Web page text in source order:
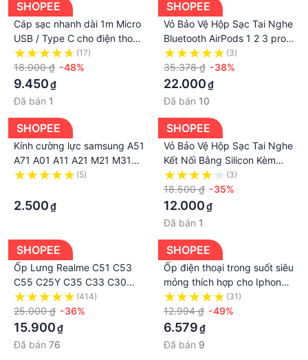
SHOPEE
Cáp sạc nhanh dài 1m Micro
USB / Type C cho điện thoại
Samsung Xiaomi Android
(17)
18.000 ₫ -48%
9.450₫
Đã bán 1
SHOPEE
Vỏ Bảo Vệ Hộp Sạc Tai Nghe
Bluetooth AirPods 1 2 3 pro-
BA
(3)
35.378 ₫ -38%
22.000₫
Đã bán 10
SHOPEE
Kính cường lực samsung A51
A71 A01 A11 A21 M21 M31
A5 2017 A7 2017 KÍNH
(5)
2.500₫
SHOPEE
Vỏ Bảo Vệ Hộp Sạc Tai Nghe
Kết Nối Bằng Silicon Kèm
Móc Khóa Tiện Dụng Cho
Pro-BA
(3)
18.500 ₫ -35%
12.000₫
Đã bán 1
SHOPEE
Ốp Lưng Realme C51 C53
C55 C25Y C35 C33 C30
C25 C12 C11 C21Y C25s C15
C20 C3 11 9i 6i 5i 5 Narzo
N53 N55 50A 50i Prime
sixhd Ốp Điện Thoại Mềm
(414)
25.000 ₫ -36%
15.900₫
Đã bán 76
SHOPEE
Ốp điện thoại trong suốt siêu
mỏng thích hợp cho Iphone
6 7 8 Plus X Xr Xs 11 Pro
Max
(31)
12.994 ₫ -49%
6.579₫
Đã bán 9